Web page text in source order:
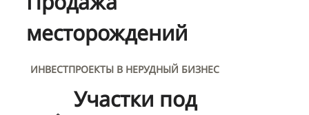
месторождений
ИНВЕСТПРОЕКТЫ В НЕРУДНЫЙ БИЗНЕС
Участки под